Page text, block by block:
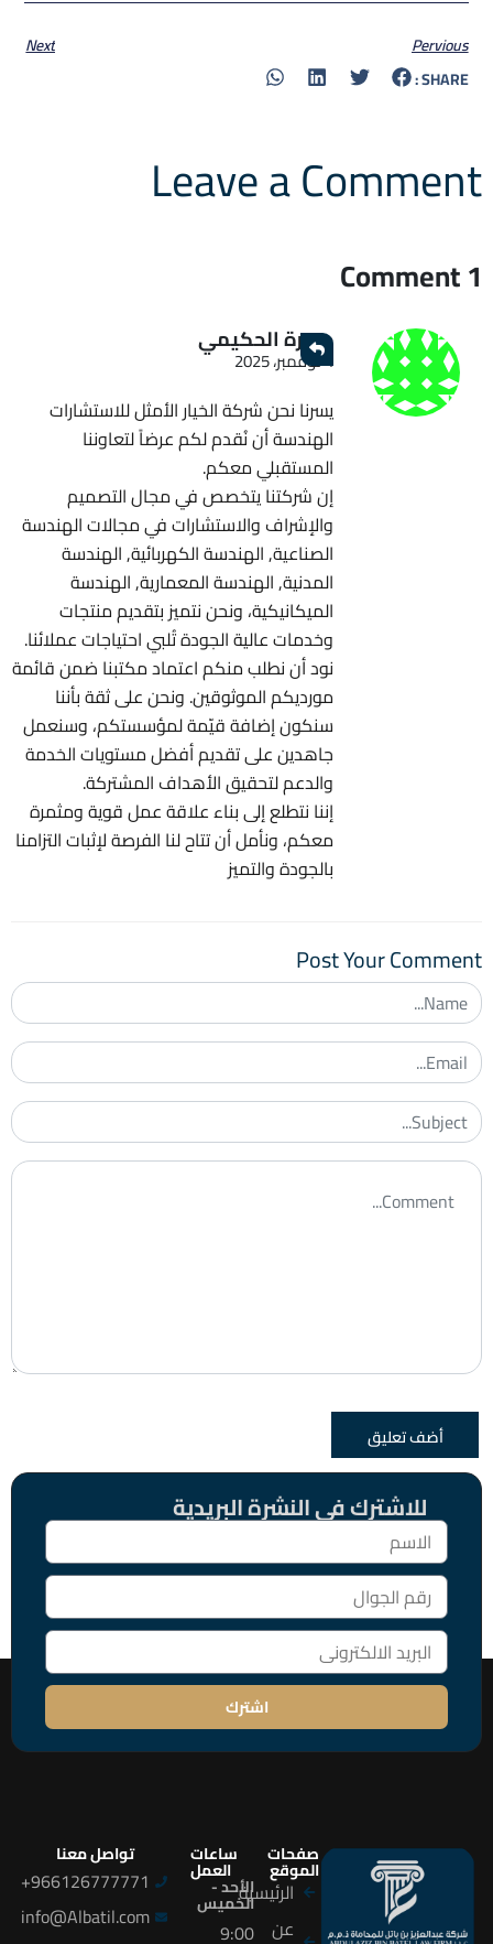
Pervious
Next
SHARE :
Leave a Comment
1 Comment
حيدرة الحكيمي
4 نوفمبر، 2025
يسرنا نحن شركة الخيار الأمثل للاستشارات
الهندسة أن نُقدم لكم عرضاً لتعاوننا
المستقبلي معكم.
إن شركتنا يتخصص في مجال التصميم
والإشراف والاستشارات في مجالات الهندسة
الصناعية, الهندسة الكهربائية, الهندسة
المدنية, الهندسة المعمارية, الهندسة
الميكانيكية، ونحن نتميز بتقديم منتجات
وخدمات عالية الجودة تُلبي احتياجات عملائنا.
نود أن نطلب منكم اعتماد مكتبنا ضمن قائمة
مورديكم الموثوقين. ونحن على ثقة بأننا
سنكون إضافة قيّمة لمؤسستكم، وسنعمل
جاهدين على تقديم أفضل مستويات الخدمة
والدعم لتحقيق الأهداف المشتركة.
إننا نتطلع إلى بناء علاقة عمل قوية ومثمرة
معكم، ونأمل أن تتاح لنا الفرصة لإثبات التزامنا
بالجودة والتميز
Post Your Comment
للاشترك فى النشرة البريدية
اشترك
صفحات
الموقع
الرئيسية
عن
ساعات
العمل
الأحد -
الخميس
9:00
تواصل معنا
966126777771+
info@Albatil.com